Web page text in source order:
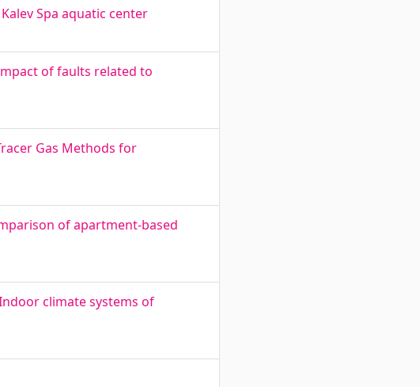
Spa aquatic center
of faults related to
Gas Methods for
of apartment-based
climate systems of